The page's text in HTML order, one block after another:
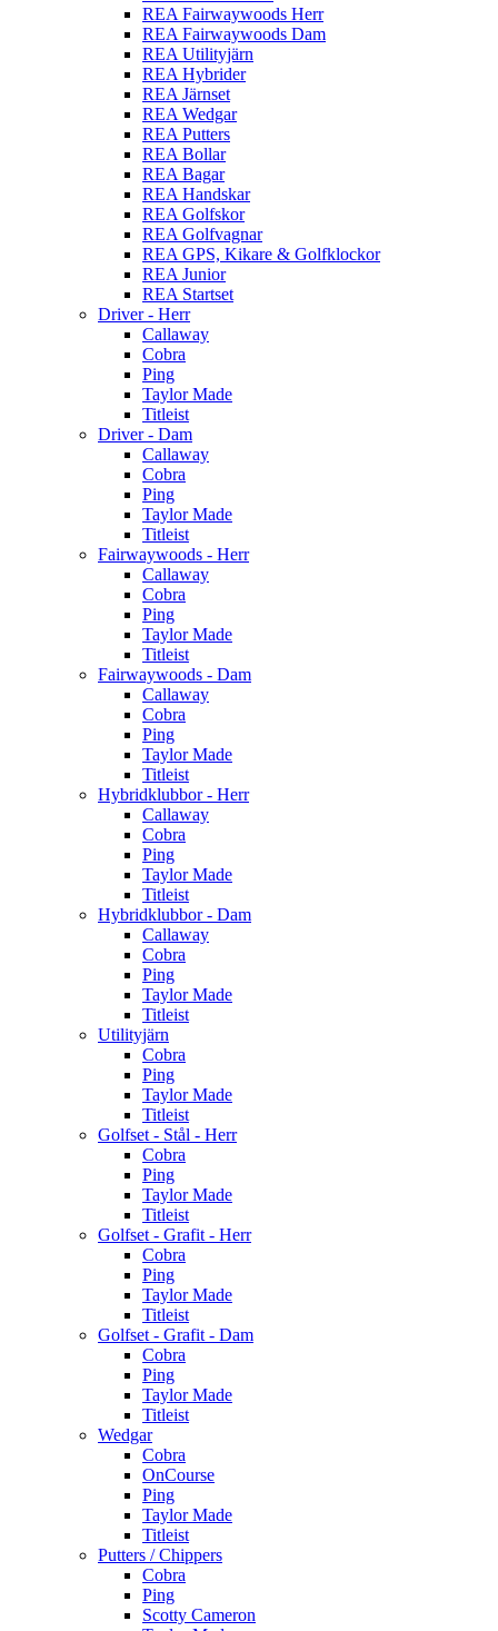
REA Fairwaywoods Herr
REA Fairwaywoods Dam
REA Utilityjärn
REA Hybrider
REA Järnset
REA Wedgar
REA Putters
REA Bollar
REA Bagar
REA Handskar
REA Golfskor
REA Golfvagnar
REA GPS, Kikare & Golfklockor
REA Junior
REA Startset
Driver - Herr
Callaway
Cobra
Ping
Taylor Made
Titleist
Driver - Dam
Callaway
Cobra
Ping
Taylor Made
Titleist
Fairwaywoods - Herr
Callaway
Cobra
Ping
Taylor Made
Titleist
Fairwaywoods - Dam
Callaway
Cobra
Ping
Taylor Made
Titleist
Hybridklubbor - Herr
Callaway
Cobra
Ping
Taylor Made
Titleist
Hybridklubbor - Dam
Callaway
Cobra
Ping
Taylor Made
Titleist
Utilityjärn
Cobra
Ping
Taylor Made
Titleist
Golfset - Stål - Herr
Cobra
Ping
Taylor Made
Titleist
Golfset - Grafit - Herr
Cobra
Ping
Taylor Made
Titleist
Golfset - Grafit - Dam
Cobra
Ping
Taylor Made
Titleist
Wedgar
Cobra
OnCourse
Ping
Taylor Made
Titleist
Putters / Chippers
Cobra
Ping
Scotty Cameron